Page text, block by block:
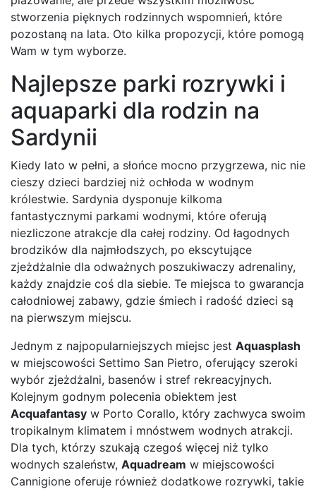
stworzenia pięknych rodzinnych wspomnień, które
pozostaną na lata. Oto kilka propozycji, które pomogą
Wam w tym wyborze.
Najlepsze parki rozrywki i
aquaparki dla rodzin na
Sardynii
Kiedy lato w pełni, a słońce mocno przygrzewa, nic nie
cieszy dzieci bardziej niż ochłoda w wodnym
królestwie. Sardynia dysponuje kilkoma
fantastycznymi parkami wodnymi, które oferują
niezliczone atrakcje dla całej rodziny. Od łagodnych
brodzików dla najmłodszych, po ekscytujące
zjeżdżalnie dla odważnych poszukiwaczy adrenaliny,
każdy znajdzie coś dla siebie. Te miejsca to gwarancja
całodniowej zabawy, gdzie śmiech i radość dzieci są
na pierwszym miejscu.
Jednym z najpopularniejszych miejsc jest Aquasplash
w miejscowości Settimo San Pietro, oferujący szeroki
wybór zjeżdżalni, basenów i stref rekreacyjnych.
Kolejnym godnym polecenia obiektem jest
Acquafantasy w Porto Corallo, który zachwyca swoim
tropikalnym klimatem i mnóstwem wodnych atrakcji.
Dla tych, którzy szukają czegoś więcej niż tylko
wodnych szaleństw, Aquadream w miejscowości
Cannigione oferuje również dodatkowe rozrywki, takie